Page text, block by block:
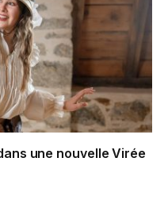
une nouvelle Virée